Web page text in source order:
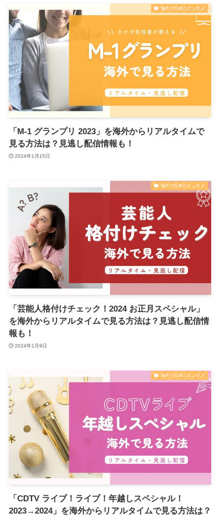
海外で日本のエンタメ
「M-1 グランプリ 2023」を海外からリアルタイムで
見る方法は？見逃し配信情報も！
2024年1月15日
海外で日本のエンタメ
「芸能人格付けチェック！2024 お正月スペシャル」
を海外からリアルタイムで見る方法は？見逃し配信情
報も！
2024年1月9日
海外で日本のエンタメ
「CDTV ライブ！ライブ！年越しスペシャル！
2023→2024」を海外からリアルタイムで見る方法は？